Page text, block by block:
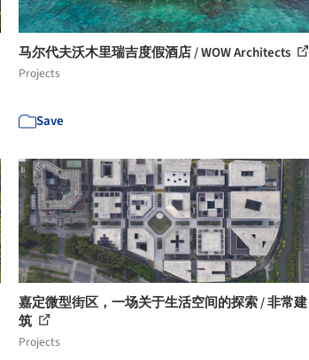
马尔代夫沃木里瑞吉度假酒店 / WOW Architects
Projects
Save
嘉定微型街区，一场关于生活空间的探索 / 非常建
筑
Projects